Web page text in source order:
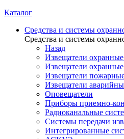
Каталог
Средства и системы
Средства и системы
Назад
Извещатели
Извещатели
Извещатели
Извещатели
Оповещатели
Приборы приемно-
Радиоканальные
Системы передачи
Интегрированные